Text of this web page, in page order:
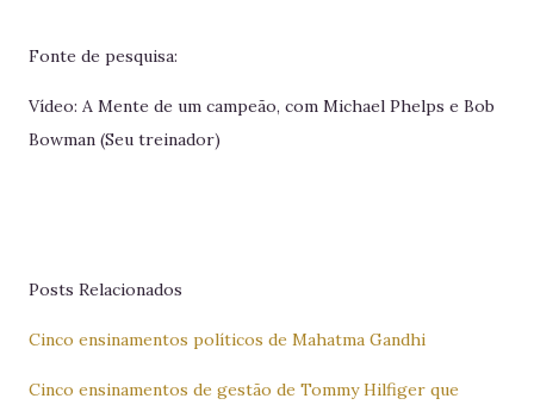
Fonte de pesquisa:
Vídeo: A Mente de um campeão, com Michael Phelps e Bob
Bowman (Seu treinador)
Posts Relacionados
Cinco ensinamentos políticos de Mahatma Gandhi
Cinco ensinamentos de gestão de Tommy Hilfiger que